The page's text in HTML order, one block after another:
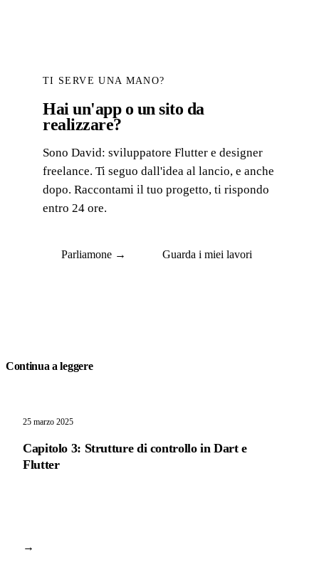
TI SERVE UNA MANO?
Hai un'app o un sito da
realizzare?
Sono David: sviluppatore Flutter e designer
freelance. Ti seguo dall'idea al lancio, e anche
dopo. Raccontami il tuo progetto, ti rispondo
entro 24 ore.
Parliamone → Guarda i miei lavori
Continua a leggere
25 marzo 2025
Capitolo 3: Strutture di controllo in Dart e
Flutter
→